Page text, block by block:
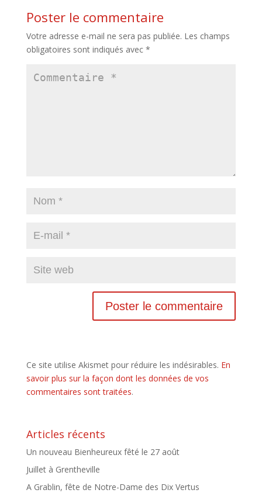
Poster le commentaire
Votre adresse e-mail ne sera pas publiée. Les champs
obligatoires sont indiqués avec *
Ce site utilise Akismet pour réduire les indésirables. En
savoir plus sur la façon dont les données de vos
commentaires sont traitées.
Articles récents
Un nouveau Bienheureux fêté le 27 août
Juillet à Grentheville
A Grablin, fête de Notre-Dame des Dix Vertus